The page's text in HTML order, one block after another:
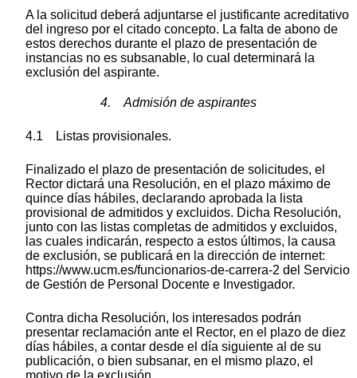
A la solicitud deberá adjuntarse el justificante acreditativo
del ingreso por el citado concepto. La falta de abono de
estos derechos durante el plazo de presentación de
instancias no es subsanable, lo cual determinará la
exclusión del aspirante.
4. Admisión de aspirantes
4.1 Listas provisionales.
Finalizado el plazo de presentación de solicitudes, el
Rector dictará una Resolución, en el plazo máximo de
quince días hábiles, declarando aprobada la lista
provisional de admitidos y excluidos. Dicha Resolución,
junto con las listas completas de admitidos y excluidos,
las cuales indicarán, respecto a estos últimos, la causa
de exclusión, se publicará en la dirección de internet:
https://www.ucm.es/funcionarios-de-carrera-2 del Servicio
de Gestión de Personal Docente e Investigador.
Contra dicha Resolución, los interesados podrán
presentar reclamación ante el Rector, en el plazo de diez
días hábiles, a contar desde el día siguiente al de su
publicación, o bien subsanar, en el mismo plazo, el
motivo de la exclusión.